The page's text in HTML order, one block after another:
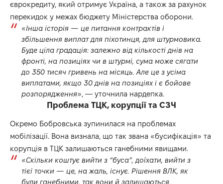
єврокредиту, який отримує Україна, а також за рахунок
перекидок у межах бюджету Міністерства оборони.
«Інша історія — це питання контрактів і
збільшення виплат для піхотинця, для штурмовика.
Буде ціла градація: залежно від кількості днів на
фронті, на позиціях чи в штурмі, сума може сягати
до 350 тисяч гривень на місяць. Але це з усіма
виплатами, якщо 30 днів на позиціях і є бойове
розпорядження», — уточнила нардепка.
Проблема ТЦК, корупції та СЗЧ
Окремо Бобровська зупинилася на проблемах
мобілізації. Вона визнала, що так звана «бусифікація» та
корупція в ТЦК залишаються ганебними явищами.
«Скільки коштує вийти з “буса”, доїхати, вийти з
тієї точки — це, на жаль, існує. Рішення ВЛК, як
були ганебними, так вони й залишаються.